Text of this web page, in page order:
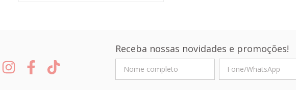
Receba nossas novidades e promoções!